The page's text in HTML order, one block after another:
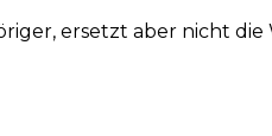
ersetzt aber nicht